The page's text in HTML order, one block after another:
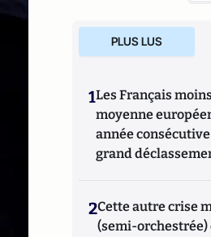
PLUS LUS
1Les Français
moyenne
année
grand
2Cette autre crise
(semi-